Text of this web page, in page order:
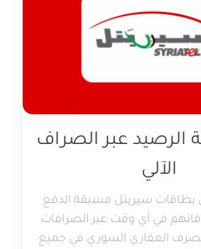
الرصيد عبر الصراف
الآلي
بطاقات سيريتل مسبقة الدفع
في أي وقت عبر الصرافات
العقاري السوري في جميع